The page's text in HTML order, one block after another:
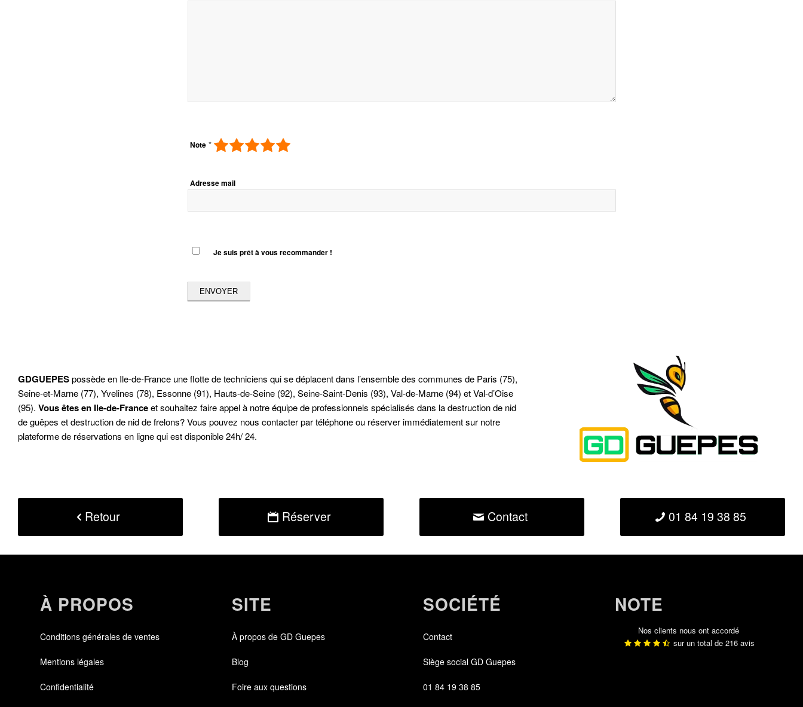
Note*
Adresse mail
Je suis prêt à vous recommander !
ENVOYER
GDGUEPESpossède en Ile-de-France une flotte de techniciens qui se déplacent dans l’ensemble des communes de Paris (75),
Seine-et-Marne (77), Yvelines (78), Essonne (91), Hauts-de-Seine (92), Seine-Saint-Denis (93), Val-de-Marne (94) et Val-d’Oise
(95). Vous êtes en Ile-de-Franceet souhaitez faire appel à notre équipe de professionnels spécialisés dans la destruction de nid
de guêpes et destruction de nid de frelons? Vous pouvez nous contacter par téléphone ou réserver immédiatement sur notre
plateforme de réservations en ligne qui est disponible 24h/ 24.
Retour Réserver Contact 01 84 19 38 85
À PROPOS
Conditions générales de ventes
Mentions légales
Confidentialité
SITE
À propos de GD Guepes
Blog
Foire aux questions
SOCIÉTÉ
Contact
Siège social GD Guepes
01 84 19 38 85
NOTE
Nos clients nous ont accordé
sur un total de 216avis